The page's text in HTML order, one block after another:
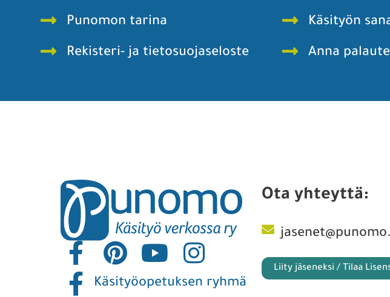
Punomon tarina
Rekisteri- ja tietosuojaseloste
Käsityön
Anna
Käsityöopetuksen ryhmä
Ota yhteyttä:
Liity jäseneksi / Tilaa